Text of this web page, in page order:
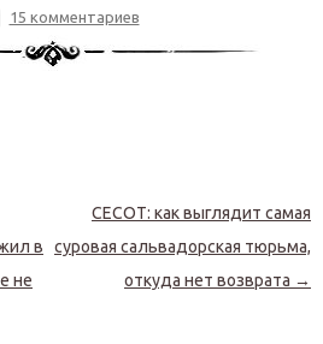
15 комментариев
в
не
СЕСОТ: как выглядит самая
суровая сальвадорская тюрьма,
откуда нет возврата →